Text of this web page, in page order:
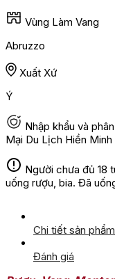
Vùng Làm Vang
Abruzzo
Xuất Xứ
Ý
Nhập khẩu và
Mại Du Lịch Hiền Minh
Người chưa đủ 18
uống rượu, bia. Đã
Chi tiết sản phẩm
Đánh giá